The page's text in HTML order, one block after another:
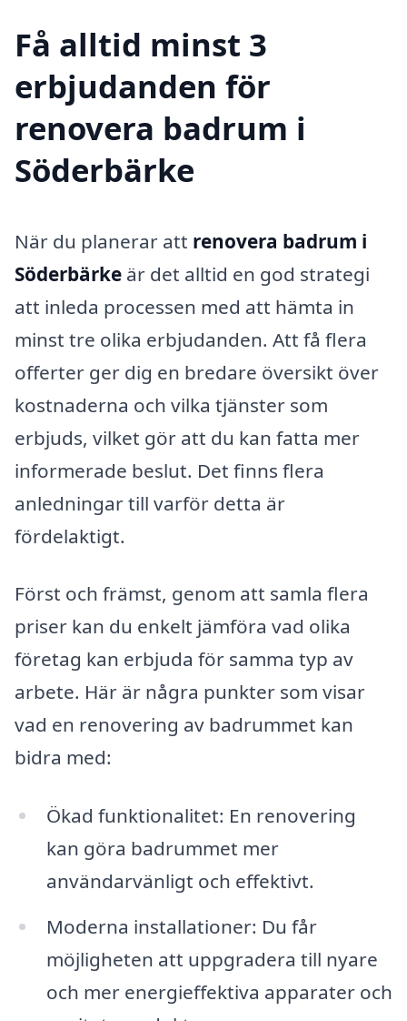
Få alltid minst 3
erbjudanden för
renovera badrum i
Söderbärke
När du planerar att renovera badrum i
Söderbärke är det alltid en god strategi
att inleda processen med att hämta in
minst tre olika erbjudanden. Att få flera
offerter ger dig en bredare översikt över
kostnaderna och vilka tjänster som
erbjuds, vilket gör att du kan fatta mer
informerade beslut. Det finns flera
anledningar till varför detta är
fördelaktigt.
Först och främst, genom att samla flera
priser kan du enkelt jämföra vad olika
företag kan erbjuda för samma typ av
arbete. Här är några punkter som visar
vad en renovering av badrummet kan
bidra med:
Ökad funktionalitet: En renovering
kan göra badrummet mer
användarvänligt och effektivt.
Moderna installationer: Du får
möjligheten att uppgradera till nyare
och mer energieffektiva apparater och